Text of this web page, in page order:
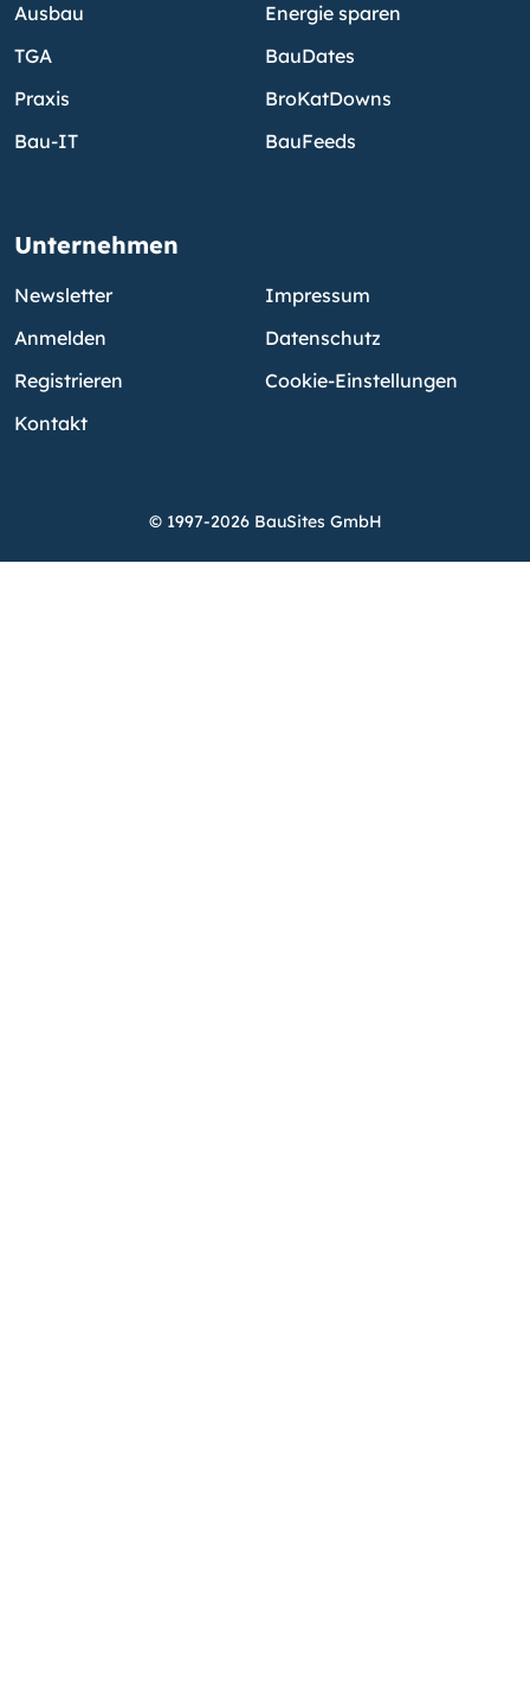
Ausbau
TGA
Praxis
Bau-IT
Energie sparen
BauDates
BroKatDowns
BauFeeds
Unternehmen
Newsletter
Anmelden
Registrieren
Kontakt
Impressum
Datenschutz
Cookie-Einstellungen
© 1997-2026 BauSites GmbH